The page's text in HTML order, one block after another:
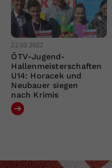
22.03.2022
ÖTV-Jugend-
Hallenmeisterschaften
U14: Horacek und
Neubauer siegen
nach Krimis